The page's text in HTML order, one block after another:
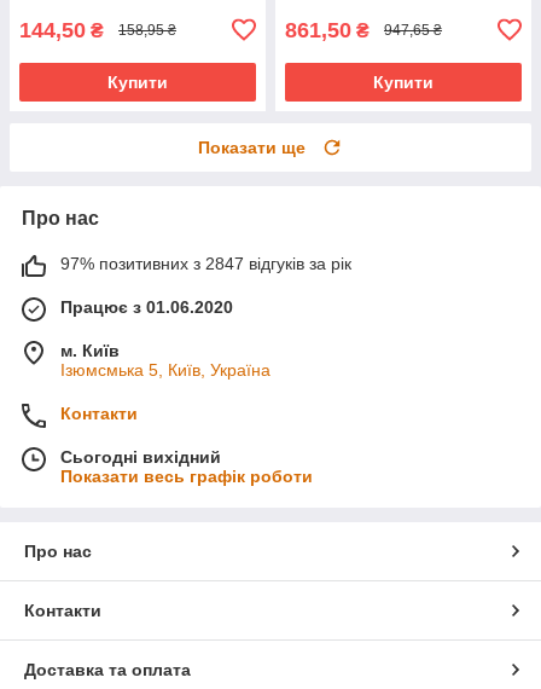
144,50 ₴ 158,95 ₴
Купити
861,50 ₴ 947,65 ₴
Купити
Показати ще
Про нас
97% позитивних з 2847 відгуків за рік
Працює з 01.06.2020
м. Київ
Ізюмсмька 5, Київ, Україна
Контакти
Сьогодні вихідний
Показати весь графік роботи
Про нас
Контакти
Доставка та оплата